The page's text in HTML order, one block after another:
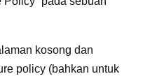
kosong dan
policy (bahkan untuk